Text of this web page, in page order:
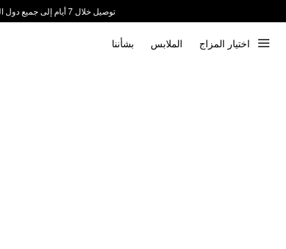
توصيل خلال 7 أيام إلى جميع دول الخليج
اختيار المزاج الملابس بشأننا